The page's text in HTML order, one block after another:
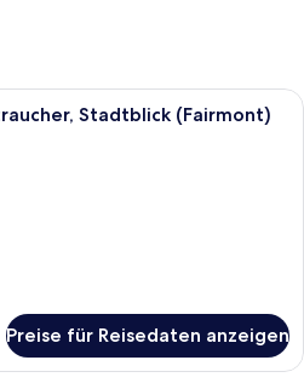
Ein Hotelzimmer mit einem großen
Stadtblick (Fairmont)
Preise für Reisedaten anzeigen